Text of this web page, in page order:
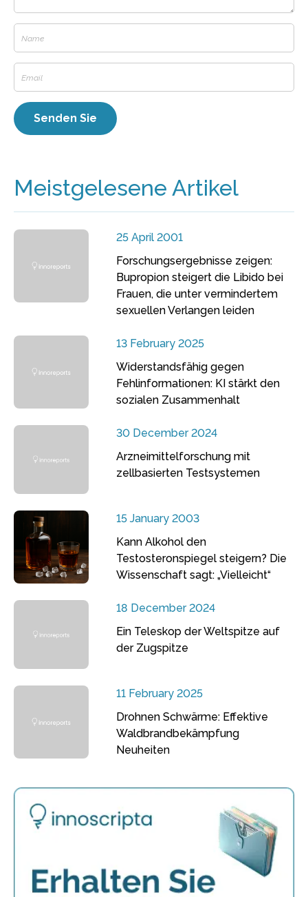
Meistgelesene Artikel
25 April 2001
Forschungsergebnisse zeigen:
Bupropion steigert die Libido bei
Frauen, die unter vermindertem
sexuellen Verlangen leiden
13 February 2025
Widerstandsfähig gegen
Fehlinformationen: KI stärkt den
sozialen Zusammenhalt
30 December 2024
Arzneimittelforschung mit
zellbasierten Testsystemen
15 January 2003
Kann Alkohol den
Testosteronspiegel steigern? Die
Wissenschaft sagt: „Vielleicht“
18 December 2024
Ein Teleskop der Weltspitze auf
der Zugspitze
11 February 2025
Drohnen Schwärme: Effektive
Waldbrandbekämpfung
Neuheiten